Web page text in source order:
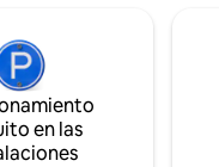
en las